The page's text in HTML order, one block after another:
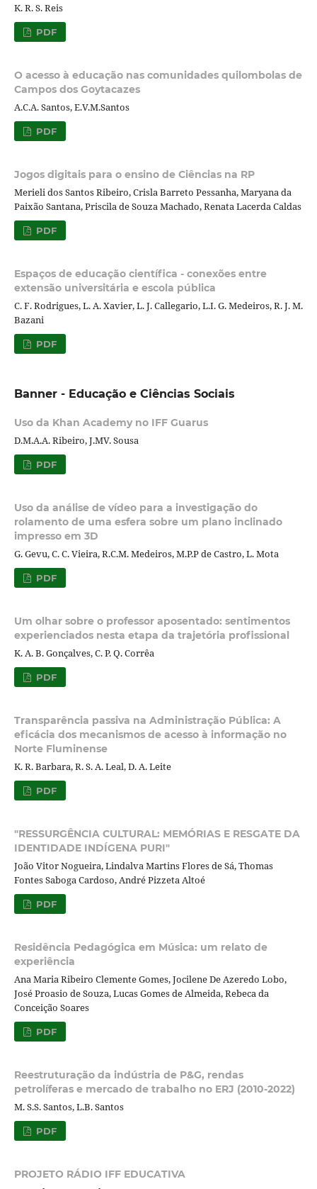
K. R. S. Reis
PDF
O acesso à educação nas comunidades quilombolas de
Campos dos Goytacazes
A.C.A. Santos, E.V.M.Santos
PDF
Jogos digitais para o ensino de Ciências na RP
Merieli dos Santos Ribeiro, Crisla Barreto Pessanha, Maryana da
Paixão Santana, Priscila de Souza Machado, Renata Lacerda Caldas
PDF
Espaços de educação científica - conexões entre
extensão universitária e escola pública
C. F. Rodrigues, L. A. Xavier, L. J. Callegario, L.I. G. Medeiros, R. J. M.
Bazani
PDF
Banner - Educação e Ciências Sociais
Uso da Khan Academy no IFF Guarus
D.M.A.A. Ribeiro, J.MV. Sousa
PDF
Uso da análise de vídeo para a investigação do
rolamento de uma esfera sobre um plano inclinado
impresso em 3D
G. Gevu, C. C. Vieira, R.C.M. Medeiros, M.P.P de Castro, L. Mota
PDF
Um olhar sobre o professor aposentado: sentimentos
experienciados nesta etapa da trajetória profissional
K. A. B. Gonçalves, C. P. Q. Corrêa
PDF
Transparência passiva na Administração Pública: A
eficácia dos mecanismos de acesso à informação no
Norte Fluminense
K. R. Barbara, R. S. A. Leal, D. A. Leite
PDF
"RESSURGÊNCIA CULTURAL: MEMÓRIAS E RESGATE DA
IDENTIDADE INDÍGENA PURI"
João Vitor Nogueira, Lindalva Martins Flores de Sá, Thomas
Fontes Saboga Cardoso, André Pizzeta Altoé
PDF
Residência Pedagógica em Música: um relato de
experiência
Ana Maria Ribeiro Clemente Gomes, Jocilene De Azeredo Lobo,
José Proasio de Souza, Lucas Gomes de Almeida, Rebeca da
Conceição Soares
PDF
Reestruturação da indústria de P&G, rendas
petrolíferas e mercado de trabalho no ERJ (2010-2022)
M. S.S. Santos, L.B. Santos
PDF
PROJETO RÁDIO IFF EDUCATIVA